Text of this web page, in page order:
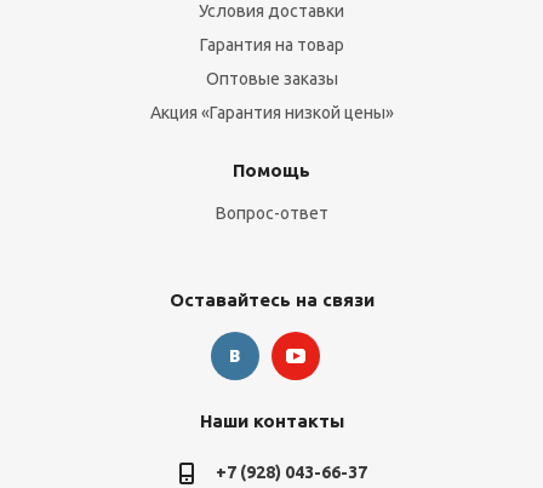
Условия доставки
Гарантия на товар
Оптовые заказы
Акция «Гарантия низкой цены»
Помощь
Вопрос-ответ
Оставайтесь на связи
Наши контакты
+7 (928) 043-66-37